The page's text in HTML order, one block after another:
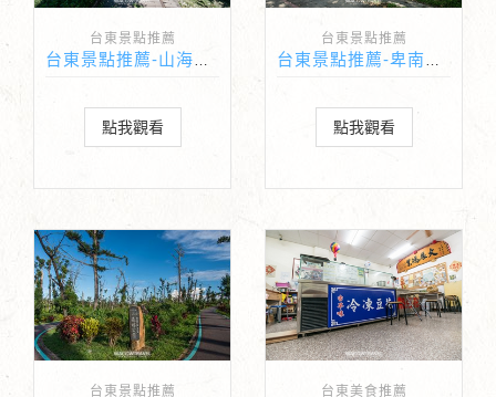
台東景點推薦
台東景點推薦-山海鐵馬道
點我觀看
台東景點推薦
台東景點推薦-卑南文化公園
點我觀看
台東景點推薦 台東美食推薦